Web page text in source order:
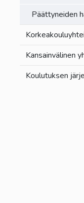
Päättyneiden
Kansainvälinen
Koulutuksen